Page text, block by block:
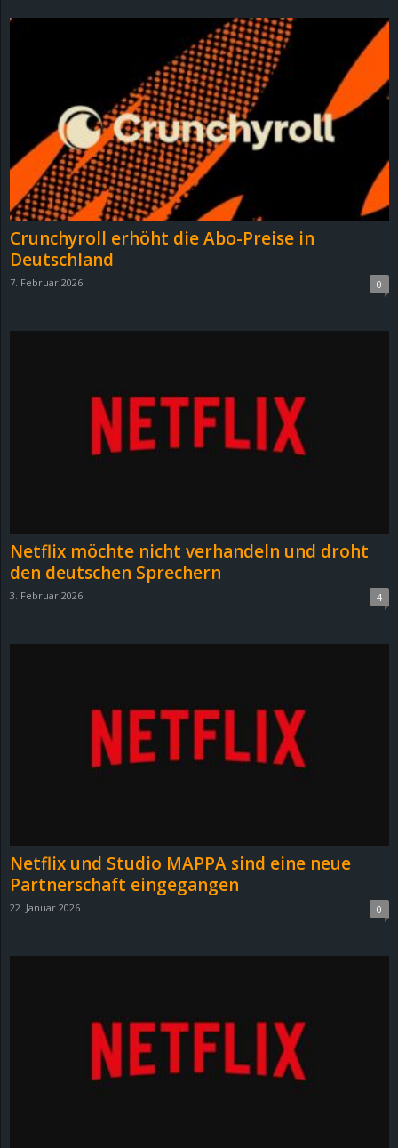
Crunchyroll erhöht die Abo-Preise in
Deutschland
7. Februar 2026 0
Netflix möchte nicht verhandeln und droht
den deutschen Sprechern
3. Februar 2026 4
Netflix und Studio MAPPA sind eine neue
Partnerschaft eingegangen
22. Januar 2026 0